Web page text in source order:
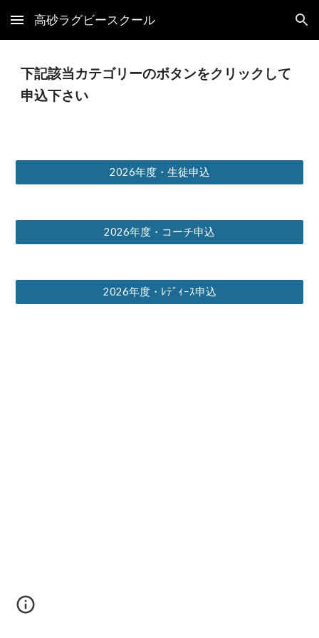
Skip to main content Skip to navigation
高砂ラグビースクール
下記該当カテゴリーのボタンをクリックして
申込下さい
2026年度・生徒申込
2026年度・コーチ申込
2026年度・ﾚﾃﾞｨｰｽ申込